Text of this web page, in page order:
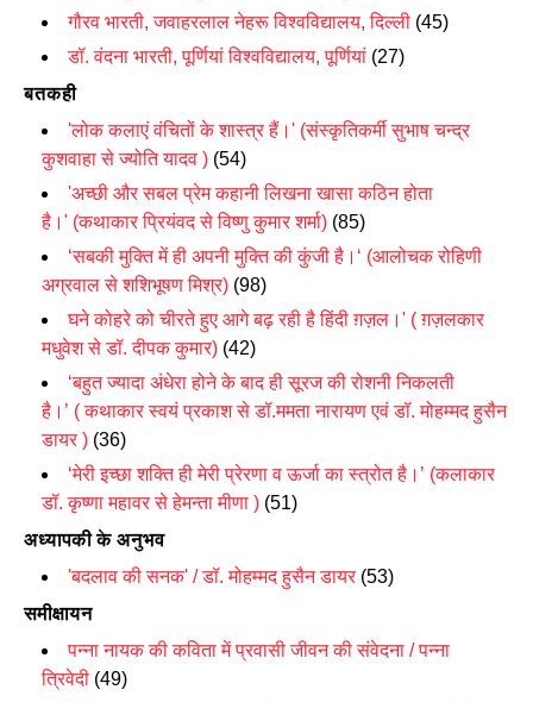
गौरव भारती,जवाहरलाल नेहरू विश्वविद्यालय,दिल्ली (45)
डॉ. वंदना भारती,पूर्णियां विश्वविद्यालय, पूर्णियां (27)
बतकही
'लोक कलाएं वंचितों के शास्त्र हैं। ' (संस्कृतिकर्मी सुभाष चन्द्र
कुशवाहा से ज्योति यादव ) (54)
'अच्छी और सबल प्रेम कहानी लिखना खासा कठिन होता
है।' (कथाकार प्रियंवद से विष्णु कुमार शर्मा) (85)
‘सबकी मुक्ति में ही अपनी मुक्ति की कुंजी है। ‘ (आलोचक रोहिणी
अग्रवाल से शशिभूषण मिश्र) (98)
घने कोहरे को चीरते हुए आगे बढ़ रही है हिंदी ग़ज़ल।' ( ग़ज़लकार
मधुवेश से डॉ. दीपक कुमार) (42)
‘बहुत ज्यादा अंधेरा होने के बाद ही सूरज की रोशनी निकलती
है ।’ (कथाकार स्वयं प्रकाश से डॉ.ममता नारायण एवं डॉ. मोहम्मद हुसैन
डायर ) (36)
‘मेरी इच्छा शक्ति ही मेरी प्रेरणा व ऊर्जा का स्त्रोत है। ’ (कलाकार
डॉ. कृष्णा महावर से हेमन्ता मीणा ) (51)
अध्यापकी के अनुभव
'बदलाव की सनक' / डॉ. मोहम्मद हुसैन डायर (53)
समीक्षायन
पन्ना नायक की कविता में प्रवासी जीवन की संवेदना / पन्ना
त्रिवेदी (49)